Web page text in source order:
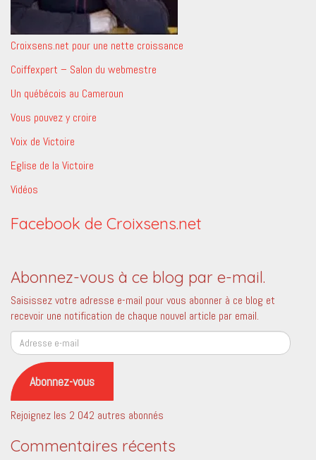
Croixsens.net pour une nette croissance
Coiffexpert – Salon du webmestre
Un québécois au Cameroun
Vous pouvez y croire
Voix de Victoire
Eglise de la Victoire
Vidéos
Facebook de Croixsens.net
Abonnez-vous à ce blog par e-mail.
Saisissez votre adresse e-mail pour vous abonner à ce blog et
recevoir une notification de chaque nouvel article par email.
Adresse
e-
mail
Abonnez-vous
Rejoignez les 2 042 autres abonnés
Commentaires récents